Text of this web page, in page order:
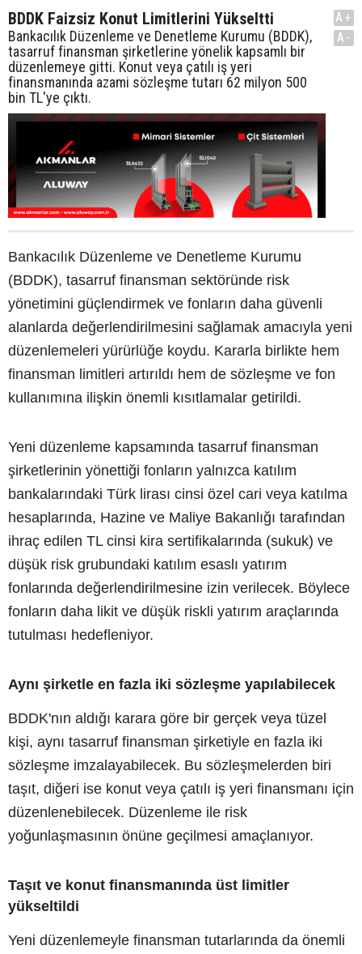
BDDK Faizsiz Konut Limitlerini Yükseltti
Bankacılık Düzenleme ve Denetleme Kurumu (BDDK),
tasarruf finansman şirketlerine yönelik kapsamlı bir
düzenlemeye gitti. Konut veya çatılı iş yeri
finansmanında azami sözleşme tutarı 62 milyon 500
bin TL'ye çıktı.
A+
A-
Bankacılık Düzenleme ve Denetleme Kurumu
(BDDK), tasarruf finansman sektöründe risk
yönetimini güçlendirmek ve fonların daha güvenli
alanlarda değerlendirilmesini sağlamak amacıyla yeni
düzenlemeleri yürürlüğe koydu. Kararla birlikte hem
finansman limitleri artırıldı hem de sözleşme ve fon
kullanımına ilişkin önemli kısıtlamalar getirildi.
Yeni düzenleme kapsamında tasarruf finansman
şirketlerinin yönettiği fonların yalnızca katılım
bankalarındaki Türk lirası cinsi özel cari veya katılma
hesaplarında, Hazine ve Maliye Bakanlığı tarafından
ihraç edilen TL cinsi kira sertifikalarında (sukuk) ve
düşük risk grubundaki katılım esaslı yatırım
fonlarında değerlendirilmesine izin verilecek. Böylece
fonların daha likit ve düşük riskli yatırım araçlarında
tutulması hedefleniyor.
Aynı şirketle en fazla iki sözleşme yapılabilecek
BDDK'nın aldığı karara göre bir gerçek veya tüzel
kişi, aynı tasarruf finansman şirketiyle en fazla iki
sözleşme imzalayabilecek. Bu sözleşmelerden biri
taşıt, diğeri ise konut veya çatılı iş yeri finansmanı için
düzenlenebilecek. Düzenleme ile risk
yoğunlaşmasının önüne geçilmesi amaçlanıyor.
Taşıt ve konut finansmanında üst limitler
yükseltildi
Yeni düzenlemeyle finansman tutarlarında da önemli